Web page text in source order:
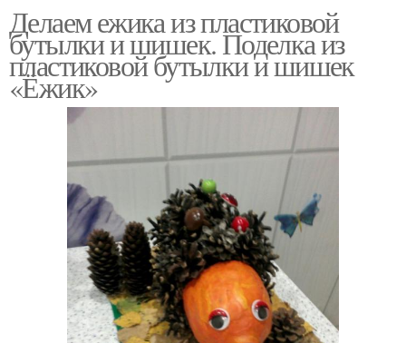
Делаем ежика из пластиковой
бутылки и шишек. Поделка из
пластиковой бутылки и шишек
«Ёжик»